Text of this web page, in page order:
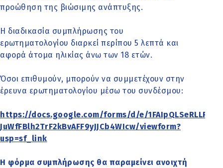
προώθηση της βιώσιμης ανάπτυξης.
Η διαδικασία συμπλήρωσης του
ερωτηματολογίου διαρκεί περίπου 5 λεπτά και
αφορά άτομα ηλικίας άνω των 18 ετών.
Όσοι επιθυμούν, μπορούν να συμμετέχουν στην
έρευνα ερωτηματολογίου μέσω του συνδέσμου:
https://docs.google.com/forms/d/e/
JuWfFBlh2TrF2kBvAFF9yJJCb4WIcw/viewform?
usp=sf_link
Η φόρμα συμπλήρωσης θα παραμείνει ανοιχτή